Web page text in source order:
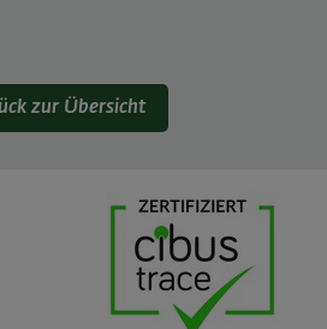
zur Übersicht